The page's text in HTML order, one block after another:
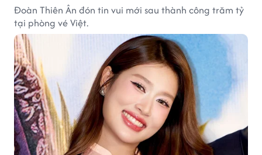
Đoàn Thiên Ân đón tin vui mới sau thành công trăm tỷ
tại phòng vé Việt.